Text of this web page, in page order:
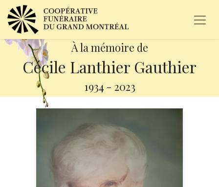
À la mémoire de
Cécile Lanthier Gauthier
1934 - 2023